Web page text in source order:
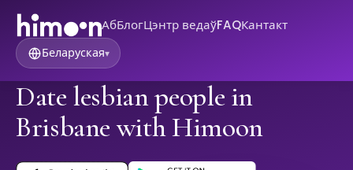
АбБлогЦэнтр ведаўFAQКантакт
Беларуская▾
Date lesbian people in
Brisbane with Himoon